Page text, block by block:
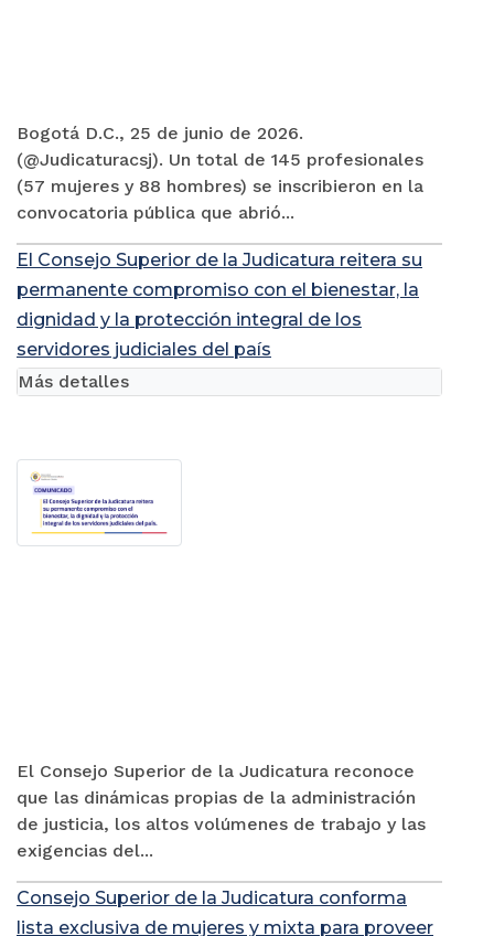
Bogotá D.C., 25 de junio de 2026.
(@Judicaturacsj). Un total de 145 profesionales
(57 mujeres y 88 hombres) se inscribieron en la
convocatoria pública que abrió...
El Consejo Superior de la Judicatura reitera su
permanente compromiso con el bienestar, la
dignidad y la protección integral de los
servidores judiciales del país
El Consejo Superior de la Judicatura reconoce
que las dinámicas propias de la administración
de justicia, los altos volúmenes de trabajo y las
exigencias del...
Más detalles
Consejo Superior de la Judicatura conforma
lista exclusiva de mujeres y mixta para proveer